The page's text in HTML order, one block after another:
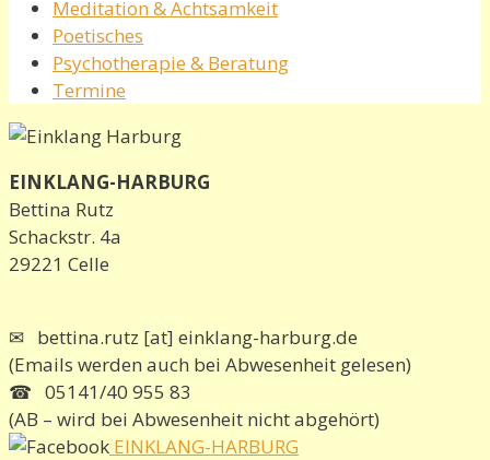
Meditation & Achtsamkeit
Poetisches
Psychotherapie & Beratung
Termine
EINKLANG-HARBURG
Bettina Rutz
Schackstr. 4a
29221 Celle
✉ bettina.rutz [at] einklang-harburg.de
(Emails werden auch bei Abwesenheit gelesen)
☎ 05141/40 955 83
(AB – wird bei Abwesenheit nicht abgehört)
EINKLANG-HARBURG